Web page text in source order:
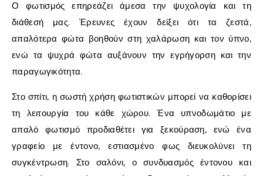
Ο φωτισμός επηρεάζει άμεσα την ψυχολογία και τη
διάθεσή μας. Έρευνες έχουν δείξει ότι τα ζεστά,
απαλότερα φώτα βοηθούν στη χαλάρωση και τον ύπνο,
ενώ τα ψυχρά φώτα αυξάνουν την εγρήγορση και την
παραγωγικότητα.
Στο σπίτι, η σωστή χρήση φωτιστικών μπορεί να καθορίσει
τη λειτουργία του κάθε χώρου. Ένα υπνοδωμάτιο με
απαλό φωτισμό προδιαθέτει για ξεκούραση, ενώ ένα
γραφείο με έντονο, εστιασμένο φως διευκολύνει τη
συγκέντρωση. Στο σαλόνι, ο συνδυασμός έντονου και